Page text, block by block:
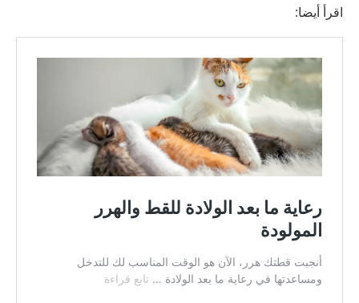
اقرأ أيضا: